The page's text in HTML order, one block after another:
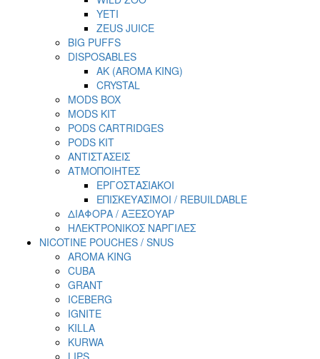
YETI
ZEUS JUICE
BIG PUFFS
DISPOSABLES
AK (AROMA KING)
CRYSTAL
MODS BOX
MODS KIT
PODS CARTRIDGES
PODS KIT
ΑΝΤΙΣΤΑΣΕΙΣ
ΑΤΜΟΠΟΙΗΤΕΣ
ΕΡΓΟΣΤΑΣΙΑΚΟΙ
ΕΠΙΣΚΕΥΑΣΙΜΟΙ / REBUILDABLE
ΔΙΑΦΟΡΑ / ΑΞΕΣΟΥΑΡ
ΗΛΕΚΤΡΟΝΙΚΟΣ ΝΑΡΓΙΛΕΣ
NICOTINE POUCHES / SNUS
AROMA KING
CUBA
GRANT
ICEBERG
IGNITE
KILLA
KURWA
LIPS